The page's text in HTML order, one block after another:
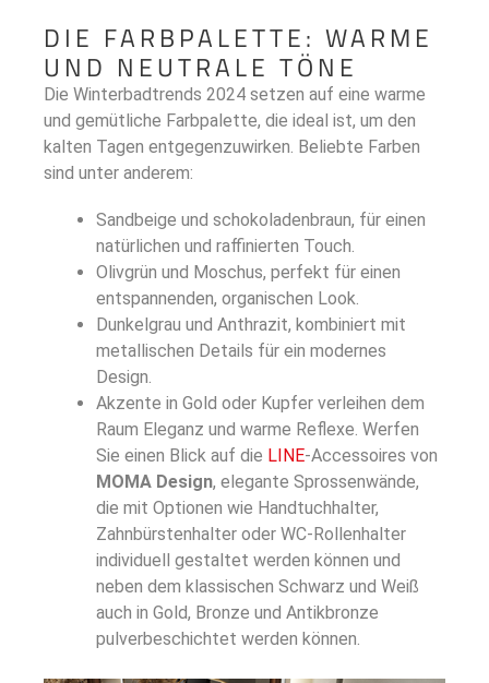
DIE FARBPALETTE: WARME
UND NEUTRALE TÖNE
Die Winterbadtrends 2024 setzen auf eine warme
und gemütliche Farbpalette, die ideal ist, um den
kalten Tagen entgegenzuwirken. Beliebte Farben
sind unter anderem:
Sandbeige und schokoladenbraun, für einen
natürlichen und raffinierten Touch.
Olivgrün und Moschus, perfekt für einen
entspannenden, organischen Look.
Dunkelgrau und Anthrazit, kombiniert mit
metallischen Details für ein modernes
Design.
Akzente in Gold oder Kupfer verleihen dem
Raum Eleganz und warme Reflexe. Werfen
Sie einen Blick auf die LINE-Accessoires von
MOMA Design, elegante Sprossenwände,
die mit Optionen wie Handtuchhalter,
Zahnbürstenhalter oder WC-Rollenhalter
individuell gestaltet werden können und
neben dem klassischen Schwarz und Weiß
auch in Gold, Bronze und Antikbronze
pulverbeschichtet werden können.